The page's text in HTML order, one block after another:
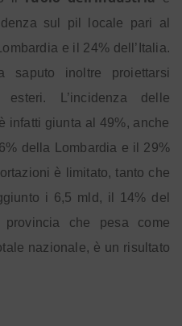
sul pil locale pari al
e il 24% dell’Italia.
saputo inoltre proiettarsi
L’incidenza delle
infatti giunta al 49%, anche
della Lombardia e il 29%
è limitato, tanto che
i 6,5 mld, il 14% del
che pesa come
nazionale, è un risultato